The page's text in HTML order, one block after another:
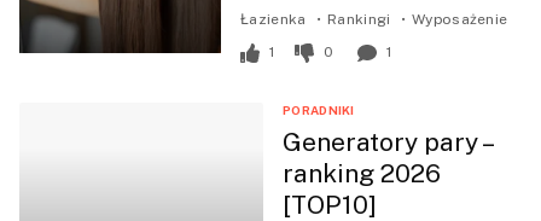
Łazienka Rankingi
Wyposażenie
1
0 1
PORADNIKI
Generatory pary –
ranking 2026
[TOP10]